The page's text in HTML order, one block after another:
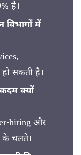
है।
में
सकती है।
क्यों
और
के चलते।